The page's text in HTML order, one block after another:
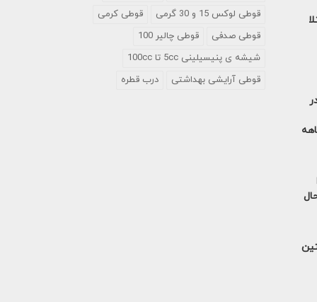
در 9 ماهه
قوطی لوکس 15 و 30 گرمی
قوطی کرمی
قوطی صدفی
قوطی چالیر 100
شیشه ی پنیسیلینی 5cc تا 100cc
قوطی آرایشی بهداشتی
درب قطره